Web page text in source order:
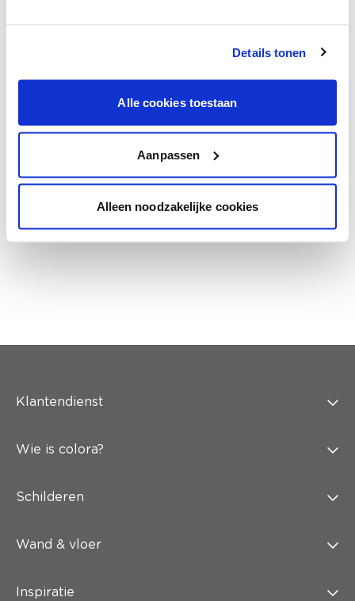
Details tonen
Alle cookies toestaan
Aanpassen
Alleen noodzakelijke cookies
Krijg kleuradvies op basis van de lichtinval
en je meubels.
Krijg ineens een technologische check-up
Klantendienst
Wie is colora?
Schilderen
Wand & vloer
Inspiratie